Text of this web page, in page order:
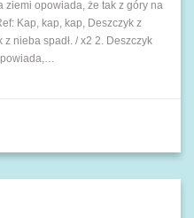
ziemi opowiada, że tak z góry na
Kap, kap, kap, Deszczyk z
nieba spadł. / x2 2. Deszczyk